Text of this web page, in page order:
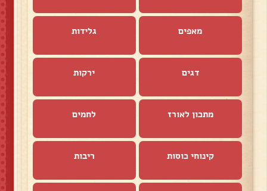
מאפים גלידות
דגים ירקות
מתכון לאורז לחמים
קינוחי כוסות ריבות